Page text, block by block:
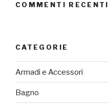
COMMENTI RECENTI
CATEGORIE
Armadi e Accessori
Bagno